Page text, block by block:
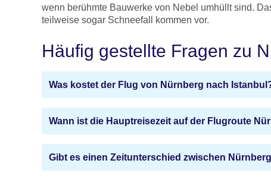
wenn berühmte Bauwerke von Nebel umhüllt sind.
teilweise sogar Schneefall kommen vor.
Häufig gestellte Fragen zu
Was kostet der Flug von Nürnberg nach
Wann ist die Hauptreisezeit auf der Flugroute
Gibt es einen Zeitunterschied zwischen